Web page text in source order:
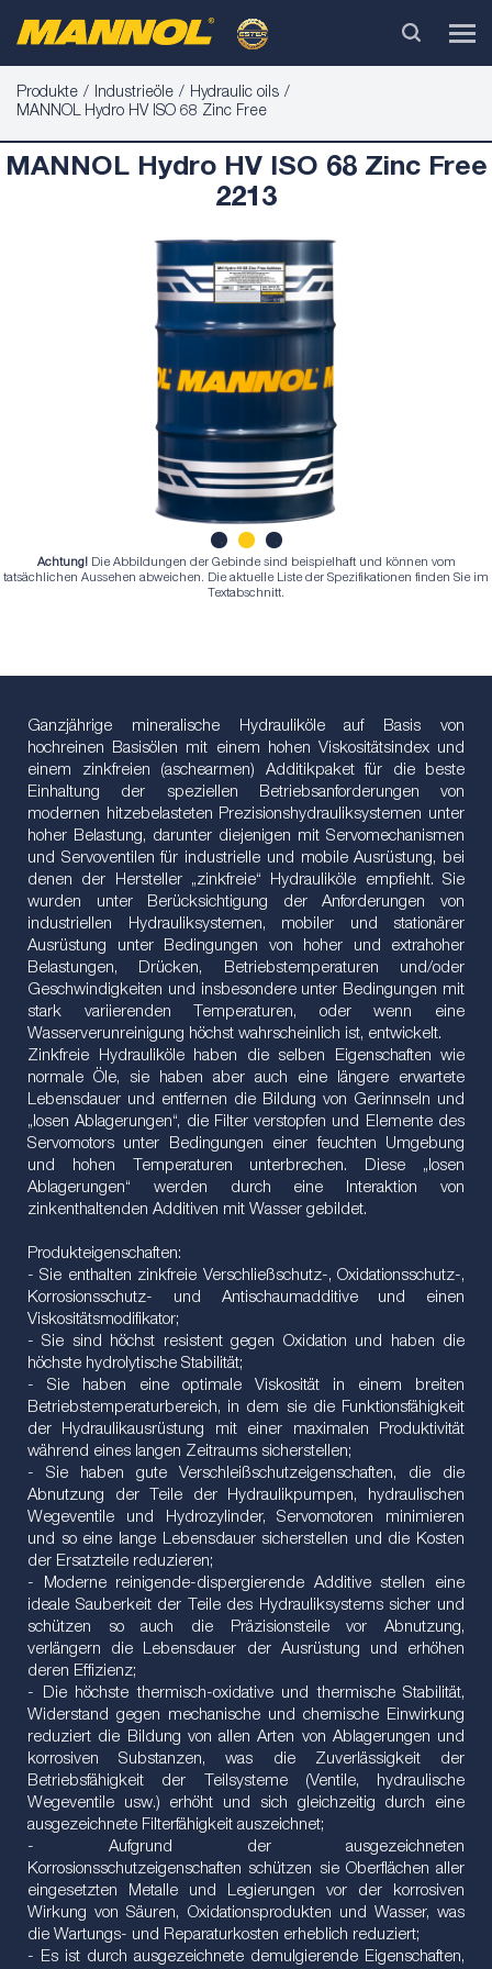
Produkte Industrieöle
Hydraulic oils
MANNOL Hydro HV ISO 68 Zinc Free
MANNOL Hydro HV ISO 68 Zinc Free
2213
1 2 3
Achtung! Die Abbildungen der Gebinde sind beispielhaft und können vom
tatsächlichen Aussehen abweichen. Die aktuelle Liste der Spezifikationen finden Sie im
Textabschnitt.
Ganzjährige mineralische Hydrauliköle auf Basis von
hochreinen Basisölen mit einem hohen Viskositätsindex und
einem zinkfreien (aschearmen) Additikpaket für die beste
Einhaltung der speziellen Betriebsanforderungen von
modernen hitzebelasteten Prezisionshydrauliksystemen unter
hoher Belastung, darunter diejenigen mit Servomechanismen
und Servoventilen für industrielle und mobile Ausrüstung, bei
denen der Hersteller „zinkfreie“ Hydrauliköle empfiehlt. Sie
wurden unter Berücksichtigung der Anforderungen von
industriellen Hydrauliksystemen, mobiler und stationärer
Ausrüstung unter Bedingungen von hoher und extrahoher
Belastungen, Drücken, Betriebstemperaturen und/oder
Geschwindigkeiten und insbesondere unter Bedingungen mit
stark variierenden Temperaturen, oder wenn eine
Wasserverunreinigung höchst wahrscheinlich ist, entwickelt.
Zinkfreie Hydrauliköle haben die selben Eigenschaften wie
normale Öle, sie haben aber auch eine längere erwartete
Lebensdauer und entfernen die Bildung von Gerinnseln und
„losen Ablagerungen“, die Filter verstopfen und Elemente des
Servomotors unter Bedingungen einer feuchten Umgebung
und hohen Temperaturen unterbrechen. Diese „losen
Ablagerungen“ werden durch eine Interaktion von
zinkenthaltenden Additiven mit Wasser gebildet.
Produkteigenschaften:
- Sie enthalten zinkfreie Verschließschutz-, Oxidationsschutz-,
Korrosionsschutz- und Antischaumadditive und einen
Viskositätsmodifikator;
- Sie sind höchst resistent gegen Oxidation und haben die
höchste hydrolytische Stabilität;
- Sie haben eine optimale Viskosität in einem breiten
Betriebstemperaturbereich, in dem sie die Funktionsfähigkeit
der Hydraulikausrüstung mit einer maximalen Produktivität
während eines langen Zeitraums sicherstellen;
- Sie haben gute Verschleißschutzeigenschaften, die die
Abnutzung der Teile der Hydraulikpumpen, hydraulischen
Wegeventile und Hydrozylinder, Servomotoren minimieren
und so eine lange Lebensdauer sicherstellen und die Kosten
der Ersatzteile reduzieren;
- Moderne reinigende-dispergierende Additive stellen eine
ideale Sauberkeit der Teile des Hydrauliksystems sicher und
schützen so auch die Präzisionsteile vor Abnutzung,
verlängern die Lebensdauer der Ausrüstung und erhöhen
deren Effizienz;
- Die höchste thermisch-oxidative und thermische Stabilität,
Widerstand gegen mechanische und chemische Einwirkung
reduziert die Bildung von allen Arten von Ablagerungen und
korrosiven Substanzen, was die Zuverlässigkeit der
Betriebsfähigkeit der Teilsysteme (Ventile, hydraulische
Wegeventile usw.) erhöht und sich gleichzeitig durch eine
ausgezeichnete Filterfähigkeit auszeichnet;
- Aufgrund der ausgezeichneten
Korrosionsschutzeigenschaften schützen sie Oberflächen aller
eingesetzten Metalle und Legierungen vor der korrosiven
Wirkung von Säuren, Oxidationsprodukten und Wasser, was
die Wartungs- und Reparaturkosten erheblich reduziert;
- Es ist durch ausgezeichnete demulgierende Eigenschaften,